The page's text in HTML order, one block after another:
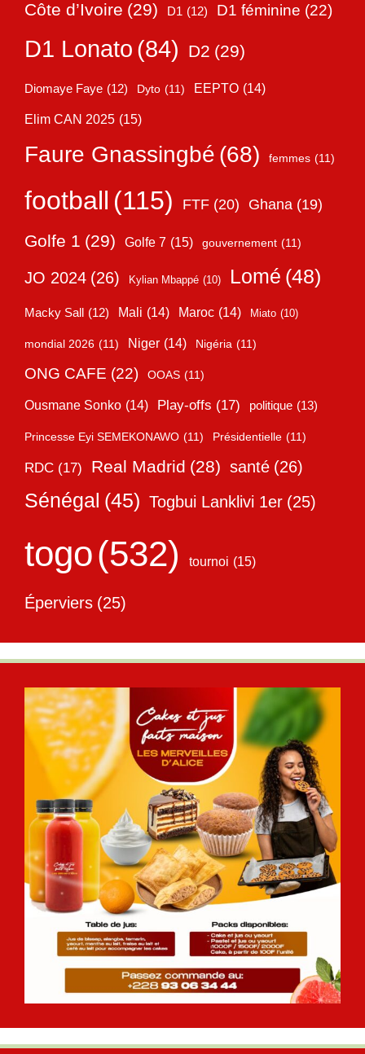
Côte d’Ivoire (29) D1 (12) D1 féminine (22)
D1 Lonato (84) D2 (29)
Diomaye Faye (12) Dyto (11) EEPTO (14)
Elim CAN 2025 (15)
Faure Gnassingbé (68) femmes (11)
football (115) FTF (20) Ghana (19)
Golfe 1 (29) Golfe 7 (15) gouvernement (11)
JO 2024 (26) Kylian Mbappé (10) Lomé (48)
Macky Sall (12) Mali (14) Maroc (14) Miato (10)
mondial 2026 (11) Niger (14) Nigéria (11)
ONG CAFE (22) OOAS (11)
Ousmane Sonko (14) Play-offs (17) politique (13)
Princesse Eyi SEMEKONAWO (11) Présidentielle (11)
RDC (17) Real Madrid (28) santé (26)
Sénégal (45) Togbui Lanklivi 1er (25)
togo(532) tournoi (15)
Éperviers (25)